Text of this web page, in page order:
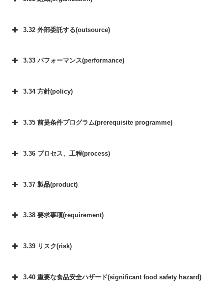
3.32 外部委託する(outsource)
3.33 パフォーマンス(performance)
3.34 方針(policy)
3.35 前提条件プログラム(prerequisite programme)
3.36 プロセス、工程(process)
3.37 製品(product)
3.38 要求事項(requirement)
3.39 リスク(risk)
3.40 重要な食品安全ハザード(significant food safety hazard)